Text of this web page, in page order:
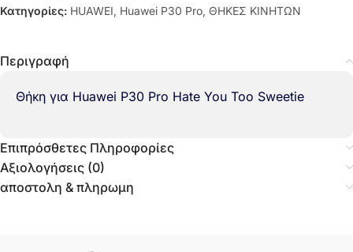
Κατηγορίες: HUAWEI, Huawei P30 Pro, ΘΗΚΕΣ ΚΙΝΗΤΩΝ
Περιγραφή
Θήκη για Huawei P30 Pro Hate You Too Sweetie
Επιπρόσθετες Πληροφορίες
Αξιολογήσεις (0)
αποστολη & πληρωμη